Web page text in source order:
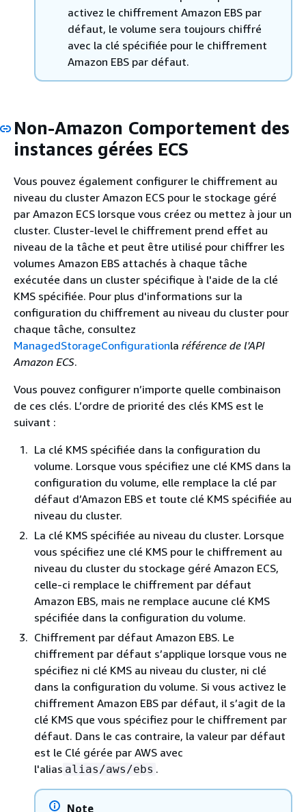
activez le chiffrement Amazon EBS par
défaut, le volume sera toujours chiffré
avec la clé spécifiée pour le chiffrement
Amazon EBS par défaut.
Non-Amazon Comportement des
instances gérées ECS
Vous pouvez également configurer le chiffrement au
niveau du cluster Amazon ECS pour le stockage géré
par Amazon ECS lorsque vous créez ou mettez à jour un
cluster. Cluster-level le chiffrement prend effet au
niveau de la tâche et peut être utilisé pour chiffrer les
volumes Amazon EBS attachés à chaque tâche
exécutée dans un cluster spécifique à l'aide de la clé
KMS spécifiée. Pour plus d'informations sur la
configuration du chiffrement au niveau du cluster pour
chaque tâche, consultez
ManagedStorageConfigurationla référence de l'API
Amazon ECS.
Vous pouvez configurer n’importe quelle combinaison
de ces clés. L’ordre de priorité des clés KMS est le
suivant :
La clé KMS spécifiée dans la configuration du
volume. Lorsque vous spécifiez une clé KMS dans la
configuration du volume, elle remplace la clé par
défaut d’Amazon EBS et toute clé KMS spécifiée au
niveau du cluster.
La clé KMS spécifiée au niveau du cluster. Lorsque
vous spécifiez une clé KMS pour le chiffrement au
niveau du cluster du stockage géré Amazon ECS,
celle-ci remplace le chiffrement par défaut
Amazon EBS, mais ne remplace aucune clé KMS
spécifiée dans la configuration du volume.
Chiffrement par défaut Amazon EBS. Le
chiffrement par défaut s’applique lorsque vous ne
spécifiez ni clé KMS au niveau du cluster, ni clé
dans la configuration du volume. Si vous activez le
chiffrement Amazon EBS par défaut, il s’agit de la
clé KMS que vous spécifiez pour le chiffrement par
défaut. Dans le cas contraire, la valeur par défaut
est le Clé gérée par AWS avec
l'alias alias/aws/ebs .
Note